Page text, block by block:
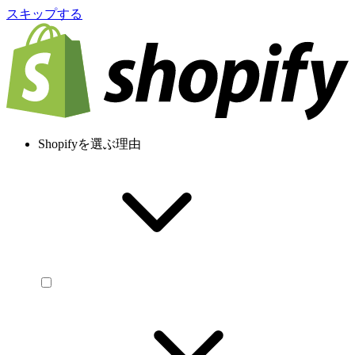
スキップする
Shopifyを選ぶ理由